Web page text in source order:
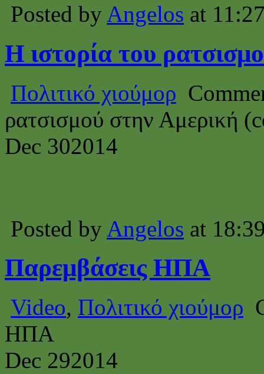
Posted by Angelos at
Η ιστορία του
Πολιτικό χιούμορ
ρατσισμού στην Αμερική
Dec 302014
Posted by Angelos at
Παρεμβάσεις ΗΠΑ
Video, Πολιτικό χιούμορ
ΗΠΑ
Dec 292014